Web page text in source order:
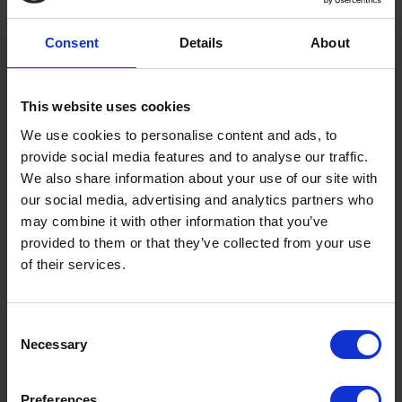
Consent Details About
This website uses cookies
We use cookies to personalise content and ads, to
provide social media features and to analyse our traffic.
We also share information about your use of our site with
our social media, advertising and analytics partners who
may combine it with other information that you’ve
provided to them or that they’ve collected from your use
of their services.
Selection
Necessary
xiringuitos de platja de les illes per
crear
“Sa Terrasseta”
. Aquí tens tots
els àpats coberts, begudes i còctels i
també per emportar-te a la piscina,…